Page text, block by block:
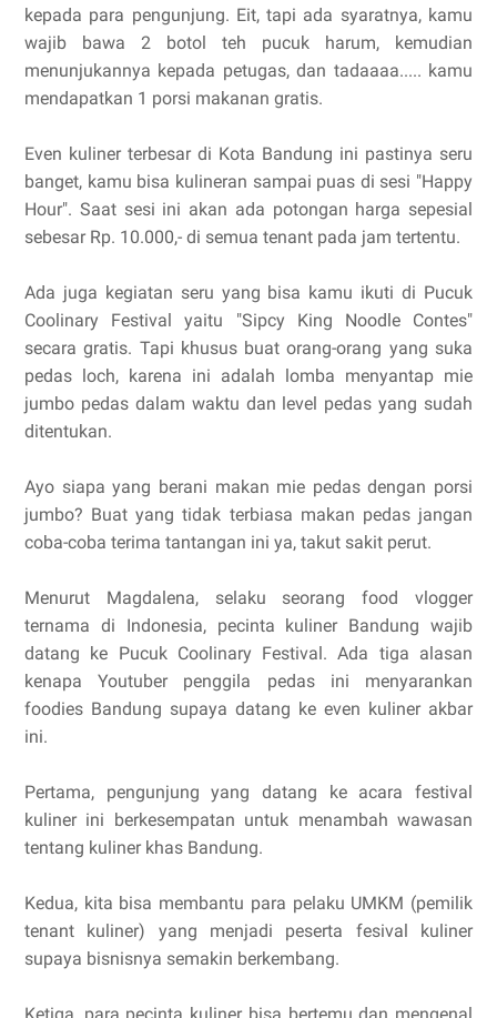
kepada para pengunjung. Eit, tapi ada syaratnya, kamu
wajib bawa 2 botol teh pucuk harum, kemudian
menunjukannya kepada petugas, dan tadaaaa..... kamu
mendapatkan 1 porsi makanan gratis.
Even kuliner terbesar di Kota Bandung ini pastinya seru
banget, kamu bisa kulineran sampai puas di sesi "Happy
Hour". Saat sesi ini akan ada potongan harga sepesial
sebesar Rp. 10.000,- di semua tenant pada jam tertentu.
Ada juga kegiatan seru yang bisa kamu ikuti di Pucuk
Coolinary Festival yaitu "Sipcy King Noodle Contes"
secara gratis. Tapi khusus buat orang-orang yang suka
pedas loch, karena ini adalah lomba menyantap mie
jumbo pedas dalam waktu dan level pedas yang sudah
ditentukan.
Ayo siapa yang berani makan mie pedas dengan porsi
jumbo? Buat yang tidak terbiasa makan pedas jangan
coba-coba terima tantangan ini ya, takut sakit perut.
Menurut Magdalena, selaku seorang food vlogger
ternama di Indonesia, pecinta kuliner Bandung wajib
datang ke Pucuk Coolinary Festival. Ada tiga alasan
kenapa Youtuber penggila pedas ini menyarankan
foodies Bandung supaya datang ke even kuliner akbar
ini.
Pertama, pengunjung yang datang ke acara festival
kuliner ini berkesempatan untuk menambah wawasan
tentang kuliner khas Bandung.
Kedua, kita bisa membantu para pelaku UMKM (pemilik
tenant kuliner) yang menjadi peserta fesival kuliner
supaya bisnisnya semakin berkembang.